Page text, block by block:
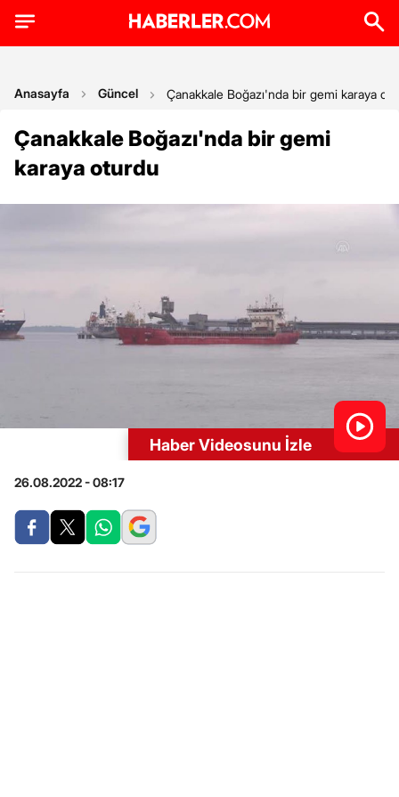
Anasayfa Güncel Çanakkale Boğazı'nda bir gemi karaya
Çanakkale Boğazı'nda bir gemi
karaya oturdu
Haber Videosunu İzle
26.08.2022 - 08:17